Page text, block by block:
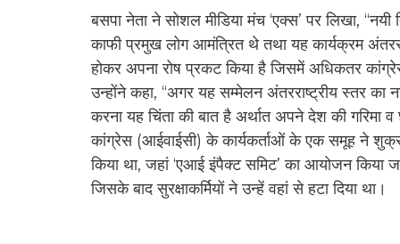
बसपा नेता ने सोशल मीडिया मंच ‘एक्स’ पर लिखा,
काफी प्रमुख लोग आमंत्रित थे तथा यह कार्यक्रम
होकर अपना रोष प्रकट किया है जिसमें अधिकतर
उन्होंने कहा, ‘‘अगर यह सम्मेलन अंतरराष्ट्रीय स्तर
करना यह चिंता की बात है अर्थात अपने देश की गरिमा व
कांग्रेस (आईवाईसी) के कार्यकर्ताओं के एक समूह ने
किया था, जहां ‘एआई इंपैक्ट समिट’ का आयोजन किया
जिसके बाद सुरक्षाकर्मियों ने उन्हें वहां से हटा दिया था।